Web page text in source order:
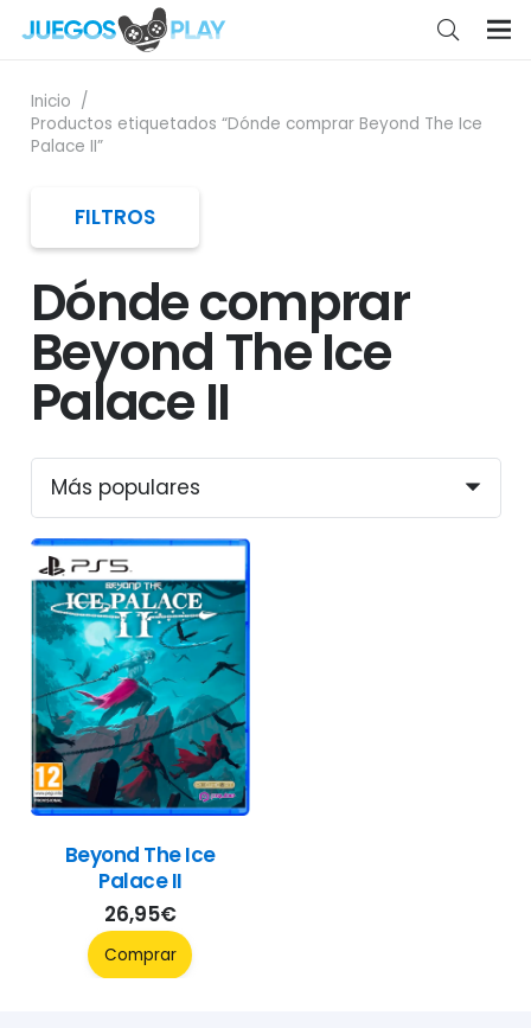
Inicio /
Productos etiquetados “Dónde comprar Beyond The Ice
Palace II”
Dónde comprar
Beyond The Ice
Palace II
Beyond The Ice
Palace II
26,95€
Comprar
FILTROS